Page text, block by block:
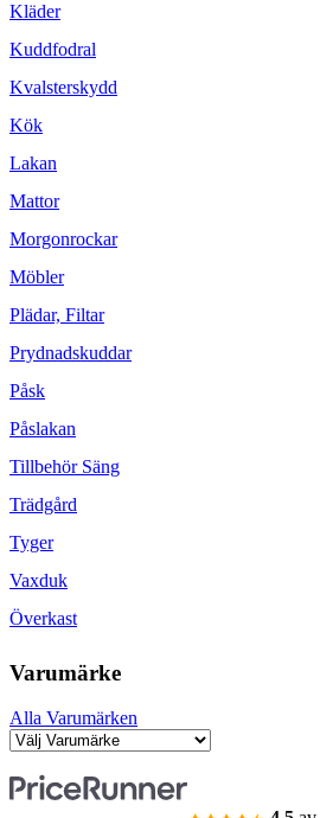
Kläder
Kuddfodral
Kvalsterskydd
Kök
Lakan
Mattor
Morgonrockar
Möbler
Plädar, Filtar
Prydnadskuddar
Påsk
Påslakan
Tillbehör Säng
Trädgård
Tyger
Vaxduk
Överkast
Varumärke
Alla Varumärken